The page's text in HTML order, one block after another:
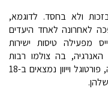
ולא בחסד. לדוגמא,
לאחרונה לאחד היעדים
מפעילה טיסות ישירות
האנרגיה, בה צולמו רבות
מסצנות "משחקי הכס". גם מלטה, אסטוניה, פורטוגל וייוון נמצאים ב-18